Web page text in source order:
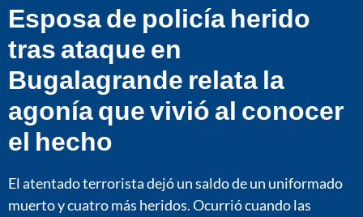
Esposa de policía herido
tras ataque en
Bugalagrande relata la
agonía que vivió al conocer
el hecho
El atentado terrorista dejó un saldo de un uniformado
muerto y cuatro más heridos. Ocurrió cuando las